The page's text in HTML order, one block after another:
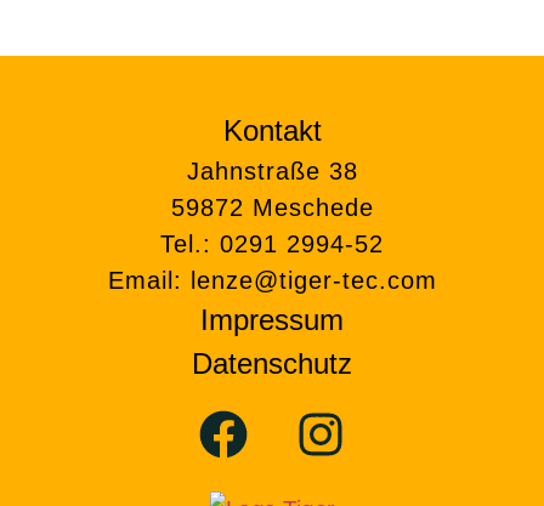
Kontakt
Jahnstraße 38
59872 Meschede
Tel.: 0291 2994-52
Email:
lenze@tiger-tec.com
Impressum
Datenschutz